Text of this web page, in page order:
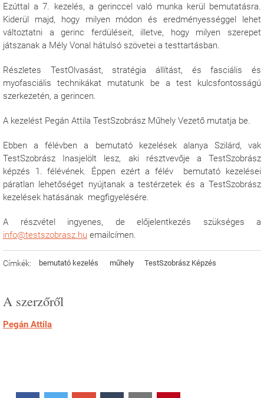
Ezúttal a 7. kezelés, a gerinccel való munka kerül bemutatásra.
Kiderül majd, hogy milyen módon és eredményességgel lehet
változtatni a gerinc ferdüléseit, illetve, hogy milyen szerepet
játszanak a Mély Vonal hátulsó szövetei a testtartásban.
Részletes TestOlvasást, stratégia állítást, és fasciális és
myofasciális technikákat mutatunk be a test kulcsfontosságú
szerkezetén, a gerincen.
A kezelést Pegán Attila TestSzobrász Műhely Vezető mutatja be.
Ebben a félévben a bemutató kezelések alanya Szilárd, vak
TestSzobrász Inasjelölt lesz, aki résztvevője a TestSzobrász
képzés 1. félévének. Éppen ezért a félév bemutató kezelései
páratlan lehetőséget nyújtanak a testérzetek és a TestSzobrász
kezelések hatásának megfigyelésére.
A részvétel ingyenes, de előjelentkezés szükséges a
info@testszobrasz.hu emailcímen.
Címkék: bemutató kezelés műhely TestSzobrász Képzés
A szerzőről
Pegán Attila